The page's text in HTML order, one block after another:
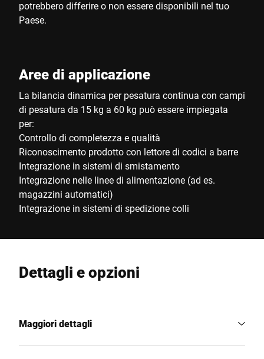
potrebbero differire o non essere disponibili nel tuo
Paese.
Aree di applicazione
La bilancia dinamica per pesatura continua con campi
di pesatura da 15 kg a 60 kg può essere impiegata
per:
Controllo di completezza e qualità
Riconoscimento prodotto con lettore di codici a barre
Integrazione in sistemi di smistamento
Integrazione nelle linee di alimentazione (ad es.
magazzini automatici)
Integrazione in sistemi di spedizione colli
Dettagli e opzioni
Maggiori dettagli